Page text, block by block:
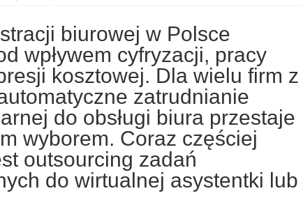
biurowej w Polsce
wpływem cyfryzacji, pracy
kosztowej. Dla wielu firm z
zatrudnianie
do obsługi biura przestaje
wyborem. Coraz częściej
outsourcing zadań
do wirtualnej asystentki lub